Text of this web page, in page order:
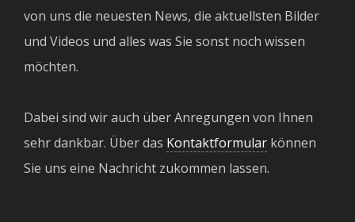
von uns die neuesten News, die aktuellsten Bilder
und Videos und alles was Sie sonst noch wissen
möchten.
Dabei sind wir auch über Anregungen von Ihnen
sehr dankbar. Über das Kontaktformular können
Sie uns eine Nachricht zukommen lassen.